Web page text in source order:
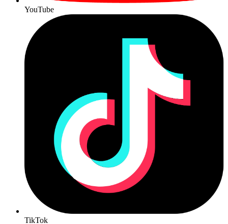
YouTube
TikTok